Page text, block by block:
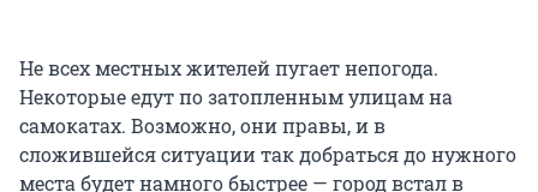
Не всех местных жителей пугает непогода.
Некоторые едут по затопленным улицам на
самокатах. Возможно, они правы, и в
сложившейся ситуации так добраться до нужного
места будет намного быстрее — город встал в